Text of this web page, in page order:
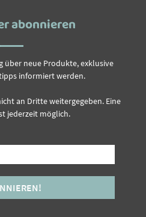
abonnieren
über neue Produkte, exklusive
informiert werden.
an Dritte weitergegeben. Eine
jederzeit möglich.